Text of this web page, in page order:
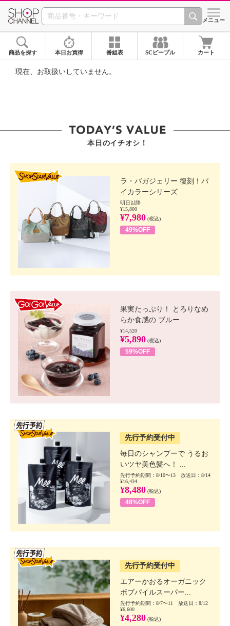
SHOP CHANNEL ショッ
メニュー
商品を探す 本日お買得 番組表 SCピープル カート
現在、お取扱いしていません。
本日のイチオシ！
ラ・バガジェリー 復刻！バ
イカラーシリーズ ...
明日以降
¥15,800
¥7,980 (税込)
49%OFF
果実たっぷり！ とろりなめ
らか食感の ブルー...
¥14,520
¥5,890 (税込)
59%OFF
先行予約受付中
毎日のシャンプーで うるお
いツヤ美色髪へ！ ...
先行予約期間：8/10〜13 放送日：8/14
¥16,434
¥8,480 (税込)
48%OFF
先行予約受付中
エアーかおるオーガニック
ボブパイルスーパー...
先行予約期間：8/7〜11 放送日：8/12
¥6,600
¥4,280 (税込)